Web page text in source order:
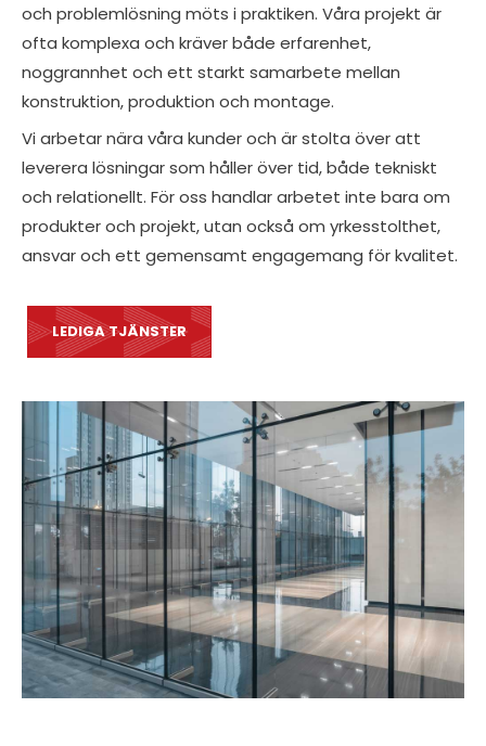
och problemlösning möts i praktiken. Våra projekt är
ofta komplexa och kräver både erfarenhet,
noggrannhet och ett starkt samarbete mellan
konstruktion, produktion och montage.
Vi arbetar nära våra kunder och är stolta över att
leverera lösningar som håller över tid, både tekniskt
och relationellt. För oss handlar arbetet inte bara om
produkter och projekt, utan också om yrkesstolthet,
ansvar och ett gemensamt engagemang för kvalitet.
LEDIGA TJÄNSTER